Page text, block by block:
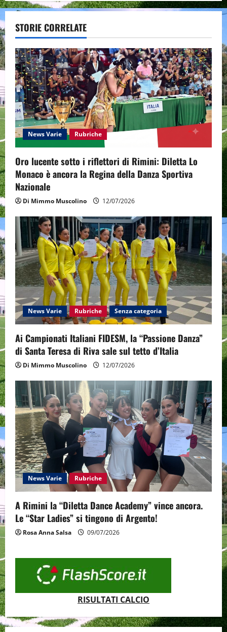
v
i
g
a
t
i
o
n
STORIE CORRELATE
News Varie Rubriche
Oro lucente sotto i riflettori di Rimini: Diletta Lo
Monaco è ancora la Regina della Danza Sportiva
Nazionale
Di Mimmo Muscolino 12/07/2026
News Varie Rubriche Senza categoria
Ai Campionati Italiani FIDESM, la “Passione Danza”
di Santa Teresa di Riva sale sul tetto d’Italia
Di Mimmo Muscolino 12/07/2026
News Varie Rubriche
A Rimini la “Diletta Dance Academy” vince ancora.
Le “Star Ladies” si tingono di Argento!
Rosa Anna Salsa 09/07/2026
RISULTATI CALCIO